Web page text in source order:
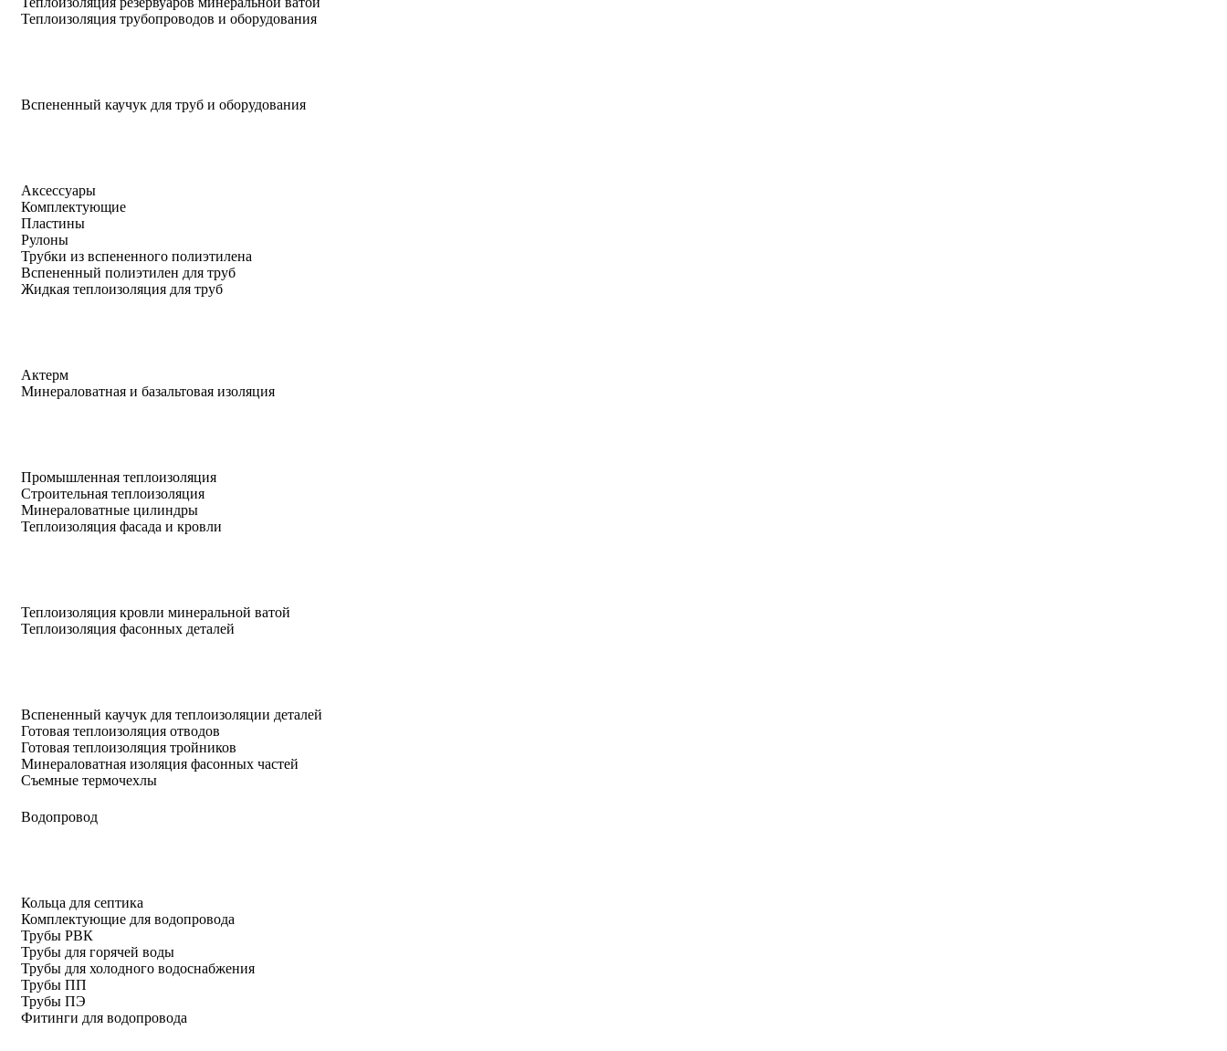
Теплоизоляция трубопроводов и оборудования
Вспененный каучук для труб и оборудования
Аксессуары
Комплектующие
Пластины
Рулоны
Трубки из вспененного полиэтилена
Вспененный полиэтилен для труб
Жидкая теплоизоляция для труб
Актерм
Минераловатная и базальтовая изоляция
Промышленная теплоизоляция
Строительная теплоизоляция
Минераловатные цилиндры
Теплоизоляция фасада и кровли
Теплоизоляция кровли минеральной ватой
Теплоизоляция фасонных деталей
Вспененный каучук для теплоизоляции деталей
Готовая теплоизоляция отводов
Готовая теплоизоляция тройников
Минераловатная изоляция фасонных частей
Съемные термочехлы
Водопровод
Кольца для септика
Комплектующие для водопровода
Трубы РВК
Трубы для горячей воды
Трубы для холодного водоснабжения
Трубы ПП
Трубы ПЭ
Фитинги для водопровода